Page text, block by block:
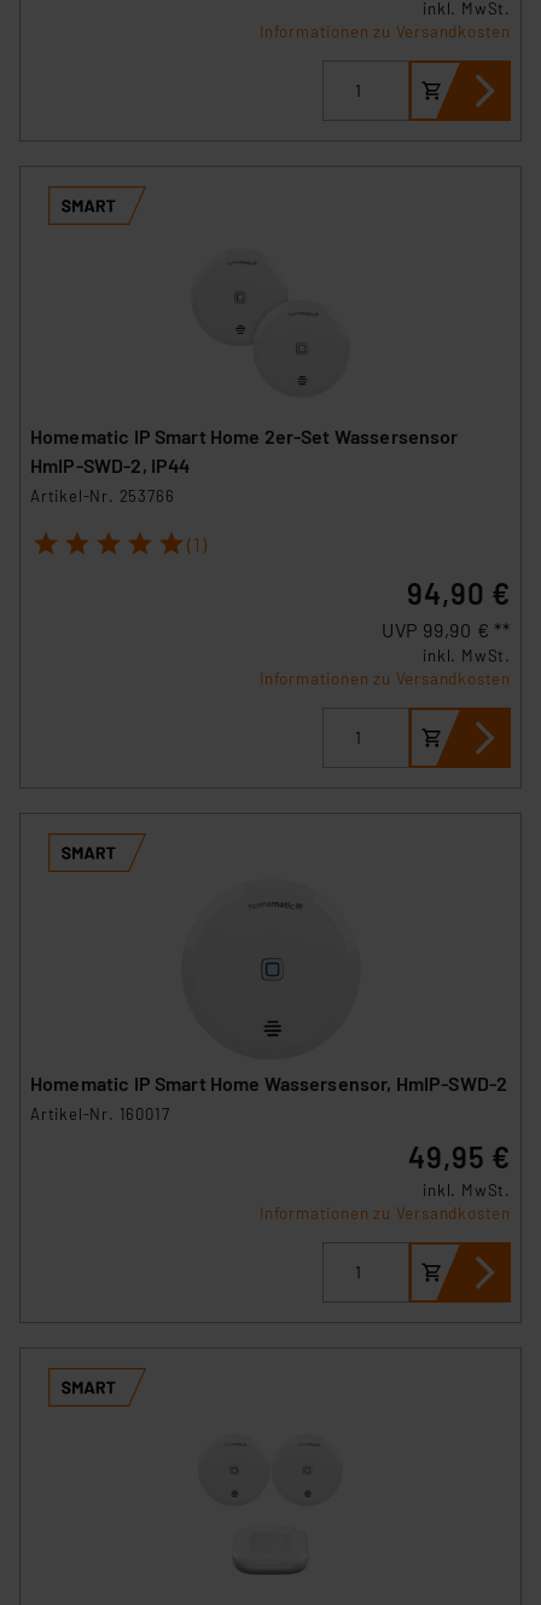
ablehnen oder ihr ganz oder teilweise zustimmen. Ihre
Link „Cookie Einstellungen“ anpassen oder widerrufen.
Die Rechtmäßigkeit der Speicherung, Abrufung und
unberührt. Ihre Browser-Einstellungen können dazu
führen, dass die Einstellungen nicht längerfristig
„Einige Drittanbieter verarbeiten personenbezogene
die Verarbeitung Ihrer Daten in den USA gemäß Art. 49
(1) lit. a DSGVO. Nähere Infos zu diesen Drittanbietern
Angemessenheitsbeschluss der EU. Dies bedeutet,
Datenschutz nach EU-Standards eingestuft wird. So
besteht etwa das Risiko, dass US-Behörden
Überwachungsprogrammen verarbeiten, ohne dass
hiergegen Klagemöglichkeiten für Europäer bestehen.
Unsere Kooperation mit diesen Dienstleistern stützt
sich auf die Standarddatenschutzklauseln der
Beurteilung der mit der Datenübermittlung,
insbesondere der Art der übermittelten Daten,
inkl. MwSt.
Informationen zu Versandkosten
Homematic IP Smart Home 2er-Set Wassersensor
HmIP-SWD-2, IP44
Artikel-Nr. 253766
1 2 3 4 5 (1)
94,90 €
UVP 99,90 € **
inkl. MwSt.
Informationen zu Versandkosten
Homematic IP Smart Home Wassersensor, HmIP-SWD-2
Artikel-Nr. 160017
49,95 €
inkl. MwSt.
Informationen zu Versandkosten